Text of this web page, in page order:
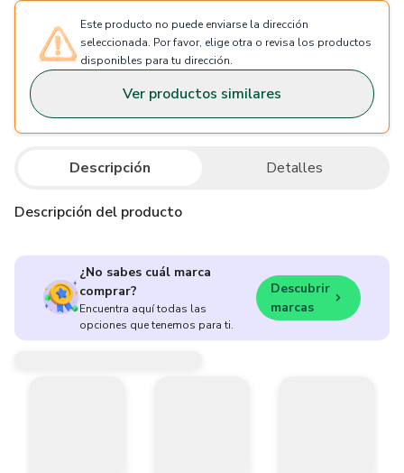
Este producto no puede enviarse la dirección
seleccionada. Por favor, elige otra o revisa los productos
disponibles para tu dirección.
Ver productos similares
Descripción Detalles
Descripción del producto
¿No sabes cuál marca
comprar?
Encuentra aquí todas las
opciones que tenemos para ti.
Descubrir
marcas